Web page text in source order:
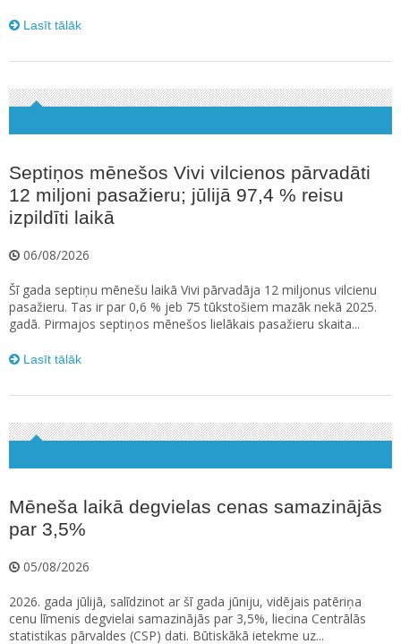
Lasīt tālāk
Septiņos mēnešos Vivi vilcienos pārvadāti
12 miljoni pasažieru; jūlijā 97,4 % reisu
izpildīti laikā
06/08/2026
Šī gada septiņu mēnešu laikā Vivi pārvadāja 12 miljonus vilcienu
pasažieru. Tas ir par 0,6 % jeb 75 tūkstošiem mazāk nekā 2025.
gadā. Pirmajos septiņos mēnešos lielākais pasažieru skaita...
Lasīt tālāk
Mēneša laikā degvielas cenas samazinājās
par 3,5%
05/08/2026
2026. gada jūlijā, salīdzinot ar šī gada jūniju, vidējais patēriņa
cenu līmenis degvielai samazinājās par 3,5%, liecina Centrālās
statistikas pārvaldes (CSP) dati. Būtiskākā ietekme uz...